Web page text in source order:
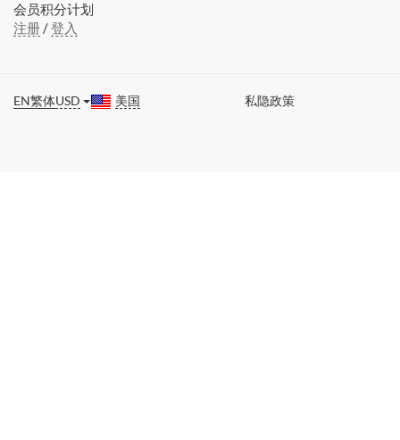
会员积分计划
注册/登入
EN繁体USD 美国 私隐政策